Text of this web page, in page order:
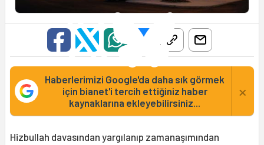
Haberlerimizi Google'da daha sık görmek
için bianet'i tercih ettiğiniz haber
kaynaklarına ekleyebilirsiniz...
×
Hizbullah davasından yargılanıp zamanaşımından